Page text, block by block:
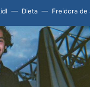
Dieta Freidora de